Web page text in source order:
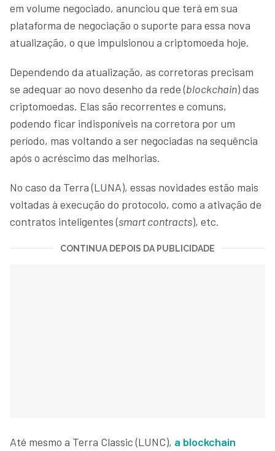
em volume negociado, anunciou que terá em sua
plataforma de negociação o suporte para essa nova
atualização, o que impulsionou a criptomoeda hoje.
Dependendo da atualização, as corretoras precisam
se adequar ao novo desenho da rede (blockchain) das
criptomoedas. Elas são recorrentes e comuns,
podendo ficar indisponíveis na corretora por um
período, mas voltando a ser negociadas na sequência
após o acréscimo das melhorias.
No caso da Terra (LUNA), essas novidades estão mais
voltadas à execução do protocolo, como a ativação de
contratos inteligentes (smart contracts), etc.
CONTINUA DEPOIS DA PUBLICIDADE
Até mesmo a Terra Classic (LUNC), a blockchain